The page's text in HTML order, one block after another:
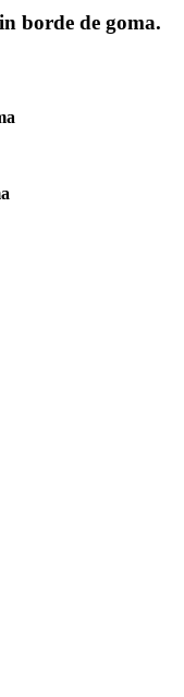
borde de goma.